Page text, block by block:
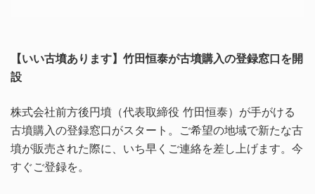
【いい古墳あります】竹田恒泰が古墳購入の登録窓口を開
設
株式会社前方後円墳（代表取締役 竹田恒泰）が手がける
古墳購入の登録窓口がスタート。ご希望の地域で新たな古
墳が販売された際に、いち早くご連絡を差し上げます。今
すぐご登録を。